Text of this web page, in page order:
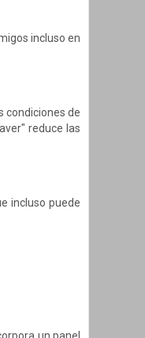
incluso en
condiciones de
reduce las
incluso puede